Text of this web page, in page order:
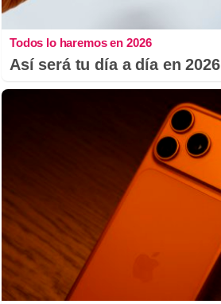
Todos lo haremos en 2026
Así será tu día a día en 2026